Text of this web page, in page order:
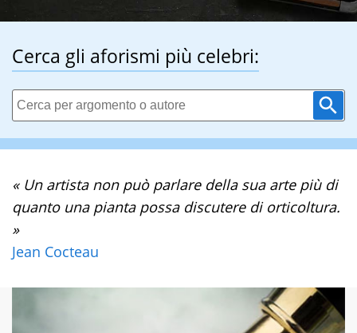
Cerca gli aforismi più celebri:
« Un artista non può parlare della sua arte più di
quanto una pianta possa discutere di orticoltura.
»
Jean Cocteau